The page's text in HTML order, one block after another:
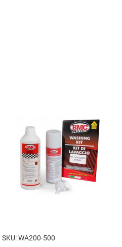
SKU: WA200-500